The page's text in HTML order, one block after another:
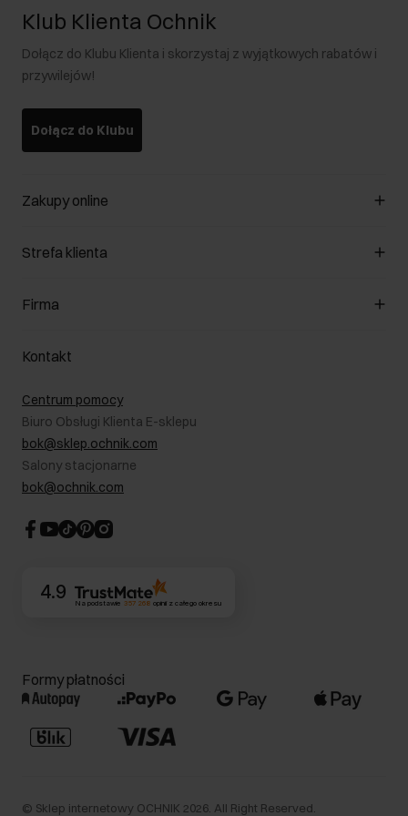
Klub Klienta Ochnik
Dołącz do Klubu Klienta i skorzystaj z wyjątkowych rabatów i
przywilejów!
Dołącz do Klubu
Zakupy online
Zarządzaj cookies
Formy płatności
Jak dokonać zwrotu?
Strefa klienta
Klub Klienta
Zwróć produkty
W podróży
Karta podarunkowa
Bezpieczne zakupy
Blog
Firma
O nas
Salony
B2B - Sprzedaż dla firm
RODO- Polityka prywatności
Informacje prawne
Dla akcjonariuszy
CSR
Kontakt
Centrum pomocy
Biuro Obsługi Klienta E-sklepu
bok@sklep.ochnik.com
Salony stacjonarne
bok@ochnik.com
4.9
Na podstawie 357 268 opinii z całego okresu
Formy płatności
© Sklep internetowy OCHNIK 2026 . All Right Reserved.